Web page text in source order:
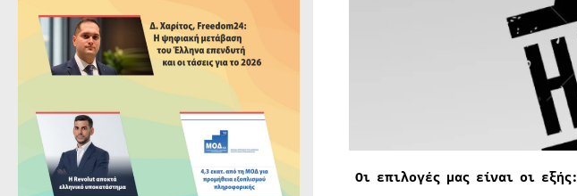
Οι επιλογές μας είναι οι εξής: